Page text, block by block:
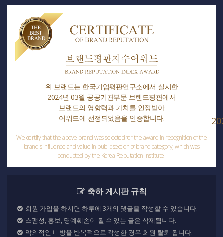
위 브랜드는 한국기업평판연구소에서 실시한
2024년 03월 공공기관부문 브랜드평판에서
브랜드의 영향력과 가치를 인정받아
어워드에 선정되었음을 인증합니다.
We certify that the above brand was selected for the award in recognition of the
brand's influence and value in public section of brand category, which was
conducted by the Korea Reputation Institute.
축하 게시판 규칙
회원 가입을 하시면 하루에 3개의 댓글을 작성할 수 있습니다.
스팸성, 홍보, 명예훼손이 될 수 있는 글은 삭제됩니다.
악의적인 비방을 반복적으로 작성한 경우 회원 탈퇴 됩니다.